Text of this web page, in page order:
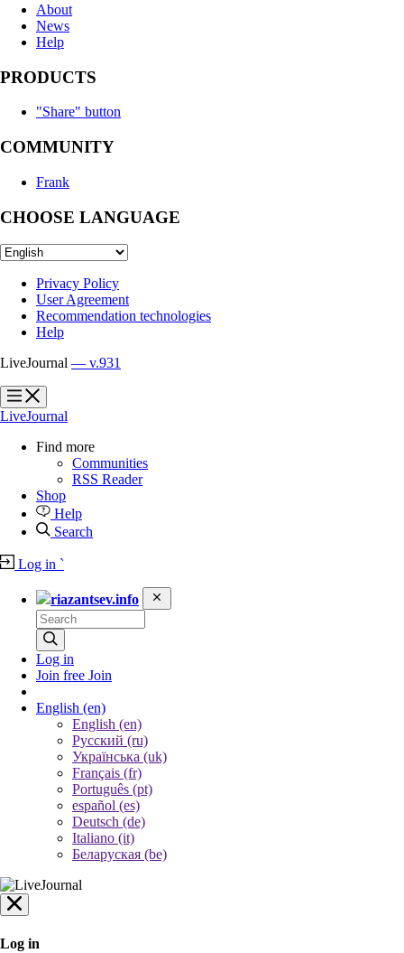
About
News
Help
PRODUCTS
"Share" button
COMMUNITY
Frank
CHOOSE LANGUAGE
Privacy Policy
User Agreement
Recommendation technologies
Help
LiveJournal — v.931
?
?
LiveJournal
Find more
Communities
RSS Reader
Shop
Help
Search
Log in `
riazantsev.info
Log in
Join free Join
English (en)
English (en)
Русский (ru)
Українська (uk)
Français (fr)
Português (pt)
español (es)
Deutsch (de)
Italiano (it)
Беларуская (be)
Log in